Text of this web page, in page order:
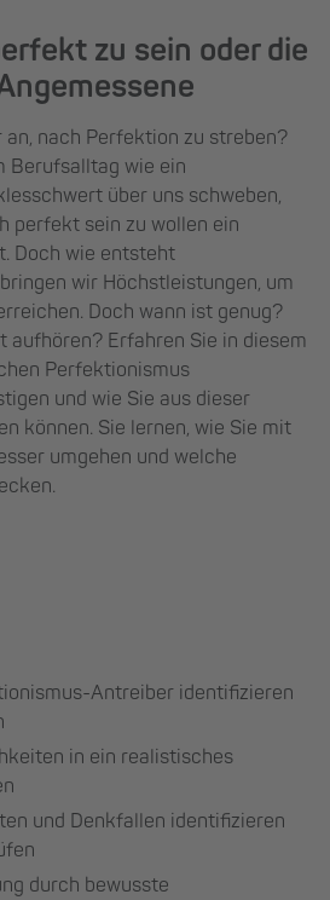
zu sein oder die
an, nach Perfektion zu streben?
Berufsalltag wie ein
über uns schweben,
perfekt sein zu wollen ein
Doch wie entsteht
wir Höchstleistungen, um
Doch wann ist genug?
aufhören? Erfahren Sie in diesem
Perfektionismus
und wie Sie aus dieser
können. Sie lernen, wie Sie mit
umgehen und welche
Antreiber identifizieren
in ein realistisches
und Denkfallen identifizieren
durch bewusste